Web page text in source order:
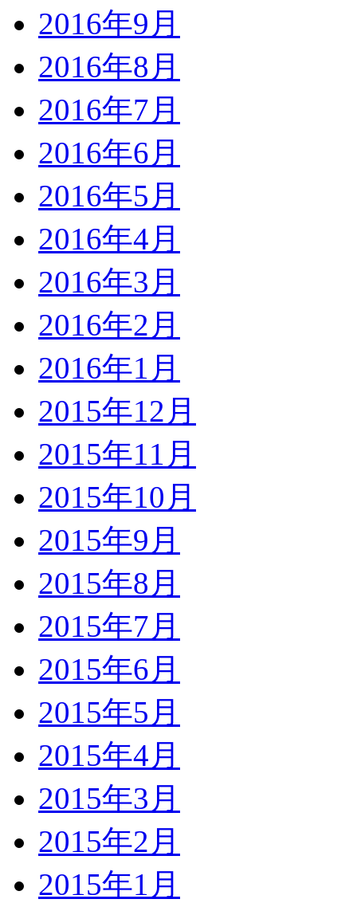
2016年9月
2016年8月
2016年7月
2016年6月
2016年5月
2016年4月
2016年3月
2016年2月
2016年1月
2015年12月
2015年11月
2015年10月
2015年9月
2015年8月
2015年7月
2015年6月
2015年5月
2015年4月
2015年3月
2015年2月
2015年1月